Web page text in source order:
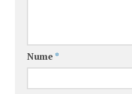
Nume *